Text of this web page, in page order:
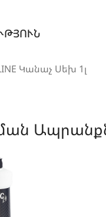
Կանաչ Սեխ 1լ